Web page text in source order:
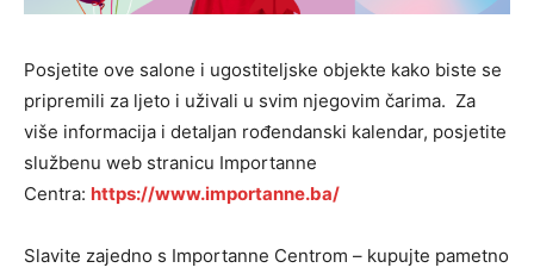
Posjetite ove salone i ugostiteljske objekte kako biste se
pripremili za ljeto i uživali u svim njegovim čarima. Za
više informacija i detaljan rođendanski kalendar, posjetite
službenu web stranicu Importanne
Centra: https://www.importanne.ba/
Slavite zajedno s Importanne Centrom – kupujte pametno